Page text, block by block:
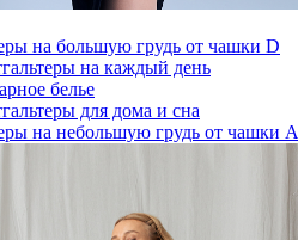
на большую грудь от чашки D
на каждый день
белье
для дома и сна
на небольшую грудь от чашки А